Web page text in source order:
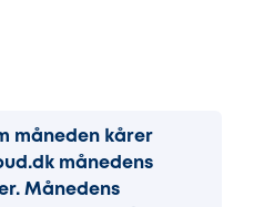
måneden kårer
månedens
Månedens